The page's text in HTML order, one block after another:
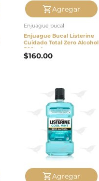
Agregar
Enjuague bucal
Enjuague Bucal Listerine
Cuidado Total Zero Alcohol
500 ml
$160.00
Agregar